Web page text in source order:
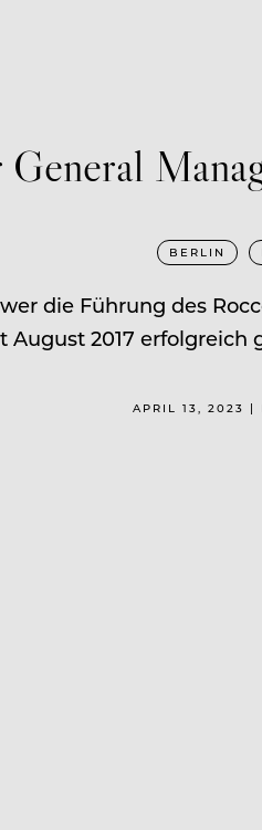
General
BERLIN
die Führung des
August 2017
APRIL 13, 2023 |